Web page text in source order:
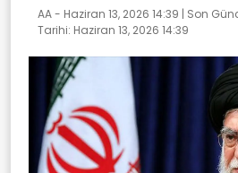
AA - Haziran 13, 2026 14:39 | Son
Tarihi: Haziran 13, 2026 14:39